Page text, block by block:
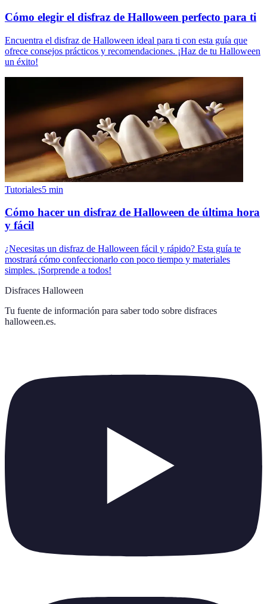
Cómo elegir el disfraz de Halloween perfecto para ti
Encuentra el disfraz de Halloween ideal para ti con esta guía que
ofrece consejos prácticos y recomendaciones. ¡Haz de tu Halloween
un éxito!
Tutoriales5 min
Cómo hacer un disfraz de Halloween de última hora
y fácil
¿Necesitas un disfraz de Halloween fácil y rápido? Esta guía te
mostrará cómo confeccionarlo con poco tiempo y materiales
simples. ¡Sorprende a todos!
Disfraces Halloween
Tu fuente de información para saber todo sobre disfraces
halloween.es.